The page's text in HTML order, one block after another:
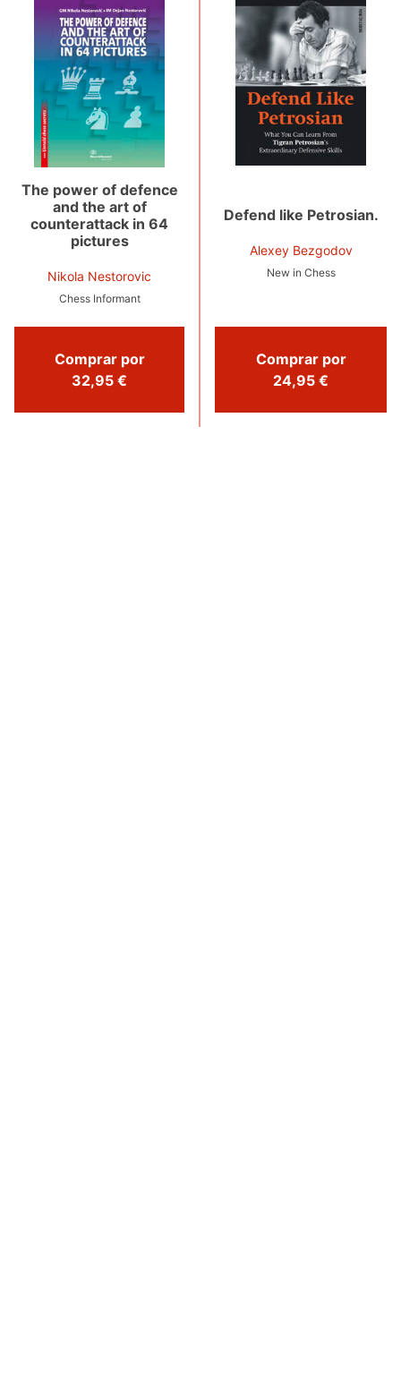
The power of defence
and the art of
counterattack in 64
pictures
Nikola Nestorovic
Chess Informant
Comprar por
32,95 €
Defend like Petrosian.
Alexey Bezgodov
New in Chess
Comprar por
24,95 €